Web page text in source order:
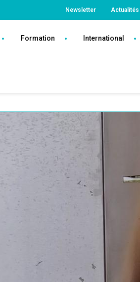
Newsletter
Top
Actualités
Formation International